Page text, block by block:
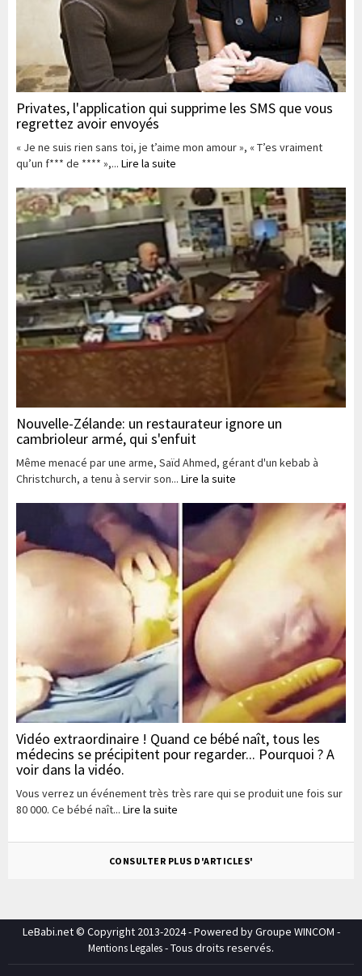
Privates, l'application qui supprime les SMS que vous
regrettez avoir envoyés
« Je ne suis rien sans toi, je t’aime mon amour », « T’es vraiment
qu’un f*** de **** »,... Lire la suite
Nouvelle-Zélande: un restaurateur ignore un
cambrioleur armé, qui s'enfuit
Même menacé par une arme, Saïd Ahmed, gérant d'un kebab à
Christchurch, a tenu à servir son... Lire la suite
Vidéo extraordinaire ! Quand ce bébé naît, tous les
médecins se précipitent pour regarder... Pourquoi ? A
voir dans la vidéo.
Vous verrez un événement très très rare qui se produit une fois sur
80 000. Ce bébé naît... Lire la suite
CONSULTER PLUS D'ARTICLES'
LeBabi.net © Copyright 2013-2024 - Powered by Groupe WINCOM -
Mentions Legales- Tous droits reservés.